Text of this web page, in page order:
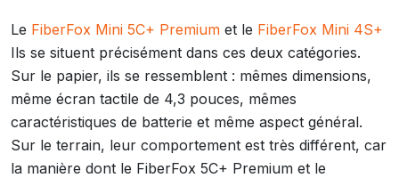
Le FiberFox Mini 5C+ Premium et le FiberFox Mini 4S+
Ils se situent précisément dans ces deux catégories.
Sur le papier, ils se ressemblent : mêmes dimensions,
même écran tactile de 4,3 pouces, mêmes
caractéristiques de batterie et même aspect général.
Sur le terrain, leur comportement est très différent, car
la manière dont le FiberFox 5C+ Premium et le